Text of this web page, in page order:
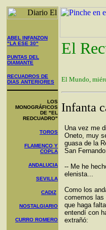
ABEL INFANZON
"LA ESE 30"
PUNTAS DEL
DIAMANTE
RECUADROS DE
DIAS ANTERIORES
LOS
MONOGRÁFICOS
DE "EL
REDCUADRO"
TOROS
FLAMENCO Y
COPLA
ANDALUCIA
SEVILLA
CADIZ
NOSTALGIARIO
CURRO ROMERO
El
El Mundo,
Infanta
Una vez me
Oneto, muy
guasa de la
San
-- Me he
elenista...
Como los
comemos
que haga
entendí con
extrañó: